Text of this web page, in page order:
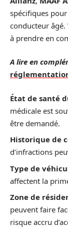
spécifiques
conducteur
à prendre en
A lire en
État de santé
médicale est
être demandé.
Historique de
d’infractions
Type de
affectent la
Zone de
peuvent faire
risque accru